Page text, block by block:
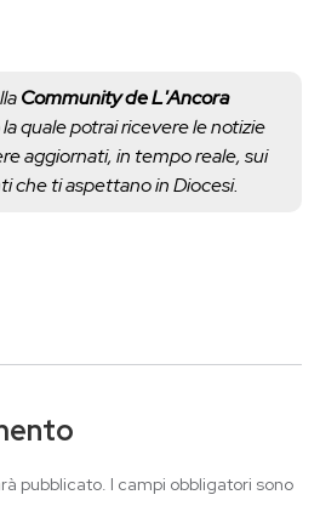
Community de L'Ancora
quale potrai ricevere le notizie
aggiornati, in tempo reale, sui
che ti aspettano in Diocesi.
pubblicato. I campi obbligatori sono